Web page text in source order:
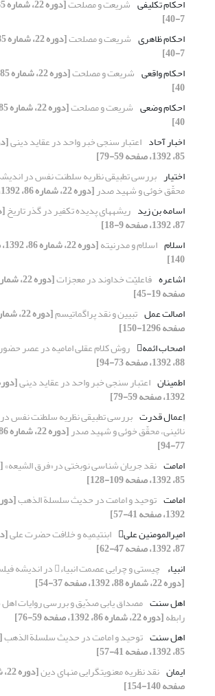
احکام تکلیفی شریعت و مصلحت
7-40]
احکام ظاهری شریعت و مصلحت
7-40]
احکام واقعی شریعت و مصلحت
40]
احکام وضعی شریعت و مصلحت
40]
اخبار آحاد اعتبار سنجی خبر واحد در عقاید دینی
85، 1392، صفحه 59-79]
اختیار بررسی تطبیقی نظریه سلطنت نفس در
محقّق خوئی و شهید صدر[دوره 22، شماره 86، 1392، صفحه 77-94]
اسامه بن زید ریشه‏های پدیده تکفیر در گذر تاریخ
87، 1392، صفحه 9-18]
اسلام اسلام و مدرنیته
140]
اشاعره فاعلیّت خداوند در معجزات
صفحه 19-45]
اصالت عمل تبیین و نقد پراگماتیسم
صفحه 1296-150]
اصحاب ائمه
روش کلام عقلی امامیه در عصر
88، 1392، صفحه 73-94]
اطمینان اعتبار سنجی خبر واحد در عقاید دینی
1392، صفحه 59-79]
اِعمال قدرت بررسی تطبیقی نظریه سلطنت نفس
نائینی، محقّق خوئی و شهید صدر
77-94]
امامت نقد جریان شناسی نوبختی در«فرق الشیعه»
85، 1392، صفحه 109-128]
امامت توحید و امامت در حدیث سلسلة الذهب
1392، صفحه 41-57]
امیرالمومنین علی
ابن‏تیمیه و خلافت حضرت علی
87، 1392، صفحه 47-62]
انبیاء چیستی و چرایی عصمت انبیاء در اندیشه فیلسوفان مسلمان
[دوره 22، شماره 88، 1392، صفحه 37-54]
اهل سنت مصداق یابی صدّیق و بررسی روایات
رابطه[دوره 22، شماره 86، 1392، صفحه 59-76]
اهل سنت توحید و امامت در حدیث سلسلة الذهب
85، 1392، صفحه 41-57]
ایمان نقد نظریه معنویت‏گرایی منهای دین
صفحه 140-154]